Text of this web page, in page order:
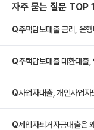
자주 묻는 질문 TOP
Q주택담보대출 금리, 은
Q주택담보대출 대환대출
Q사업자대출, 개인사업
Q세입자퇴거자금대출은